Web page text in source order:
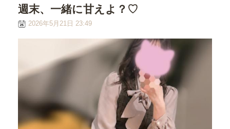
週末、一緒に甘えよ？♡
2026年5月21日 23:49